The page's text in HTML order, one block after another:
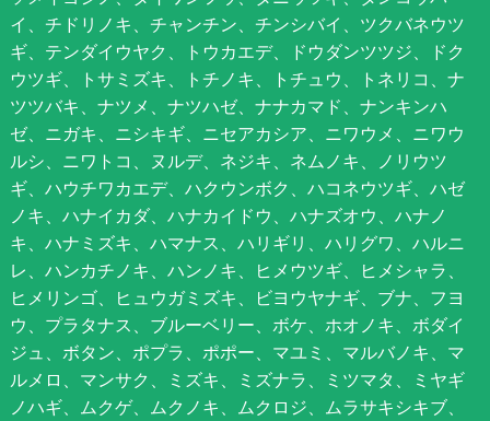
イ、チドリノキ、チャンチン、チンシバイ、ツクバネウツ
ギ、テンダイウヤク、トウカエデ、ドウダンツツジ、ドク
ウツギ、トサミズキ、トチノキ、トチュウ、トネリコ、ナ
ツツバキ、ナツメ、ナツハゼ、ナナカマド、ナンキンハ
ゼ、ニガキ、ニシキギ、ニセアカシア、ニワウメ、ニワウ
ルシ、ニワトコ、ヌルデ、ネジキ、ネムノキ、ノリウツ
ギ、ハウチワカエデ、ハクウンボク、ハコネウツギ、ハゼ
ノキ、ハナイカダ、ハナカイドウ、ハナズオウ、ハナノ
キ、ハナミズキ、ハマナス、ハリギリ、ハリグワ、ハルニ
レ、ハンカチノキ、ハンノキ、ヒメウツギ、ヒメシャラ、
ヒメリンゴ、ヒュウガミズキ、ビヨウヤナギ、ブナ、フヨ
ウ、プラタナス、ブルーベリー、ボケ、ホオノキ、ボダイ
ジュ、ボタン、ポプラ、ポポー、マユミ、マルバノキ、マ
ルメロ、マンサク、ミズキ、ミズナラ、ミツマタ、ミヤギ
ノハギ、ムクゲ、ムクノキ、ムクロジ、ムラサキシキブ、